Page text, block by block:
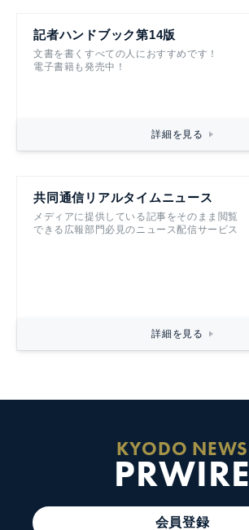
記者ハンドブック第14版
文書を書くすべての人におすすめです！
電子書籍も発売中！
詳細を見る
共同通信リアルタイムニュース
メディアに提供している記事をそのまま閲覧
できる広報部門必見のニュース配信サービス
詳細を見る
KYODO NEWS
PRWIRE
会員登録